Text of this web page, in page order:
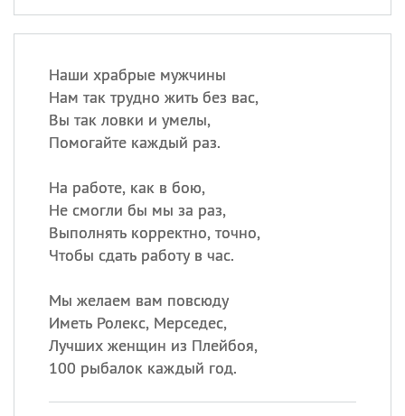
Наши храбрые мужчины
Нам так трудно жить без вас,
Вы так ловки и умелы,
Помогайте каждый раз.
На работе, как в бою,
Не смогли бы мы за раз,
Выполнять корректно, точно,
Чтобы сдать работу в час.
Мы желаем вам повсюду
Иметь Ролекс, Мерседес,
Лучших женщин из Плейбоя,
100 рыбалок каждый год.